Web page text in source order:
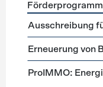
Förderprogramme
Förderprogramm
Ausschreibung
Erneuerung von
ProIMMO: